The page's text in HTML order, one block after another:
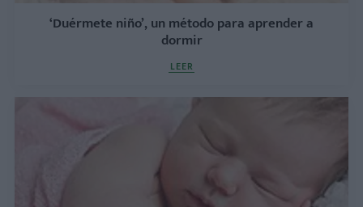
‘Duérmete niño’, un método para aprender a
dormir
LEER